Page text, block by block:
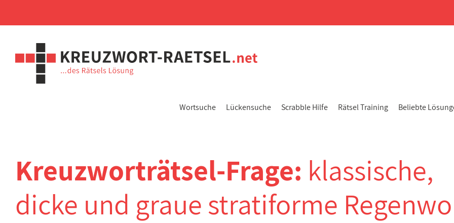
Wortsuche Lückensuche Scrabble Hilfe Rätsel Training Beliebte
Kreuzworträtsel-Frage: klassische,
dicke und graue stratiforme